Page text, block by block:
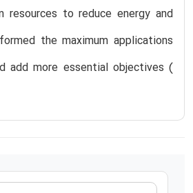
to reduce energy and
the maximum applications
add more essential objectives (